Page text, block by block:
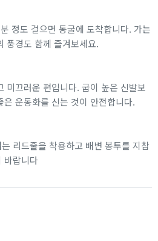
정도 걸으면 동굴에 도착합니다. 가는
풍경도 함께 즐겨보세요.
미끄러운 편입니다. 굽이 높은 신발보
운동화를 신는 것이 안전합니다.
리드줄을 착용하고 배변 봉투를 지참
바랍니다